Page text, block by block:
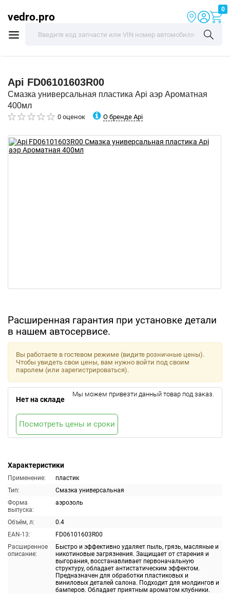
vedro.pro
0
Api FD06101603R00
Смазка универсальная пластика Api аэр Ароматная
400мл
0 оценок О бренде Api
Расширенная гарантия при установке детали
в нашем автосервисе.
Характеристики
Применение:
пластик
Тип:
Смазка универсальная
Форма
выпуска:
аэрозоль
Объём, л:
0.4
EAN-13:
FD06101603R00
Расширенное
описание:
Быстро и эффективно удаляет пыль, грязь, масляные и
никотиновые загрязнения. Защищает от старения и
выгорания, восстанавливает первоначальную
структуру, обладает антистатическим эффектом.
Предназначен для обработки пластиковых и
виниловых деталей салона. Подходит для молдингов и
бамперов. Обладает приятным ароматом клубники.
Вы работаете в гостевом режиме (видите розничные цены).
Чтобы увидеть свои цены, вам нужно войти под своим
паролем (или зарегистрироваться).
Нет на складе
Мы можем привезти данный товар под заказ.
Посмотреть цены и сроки